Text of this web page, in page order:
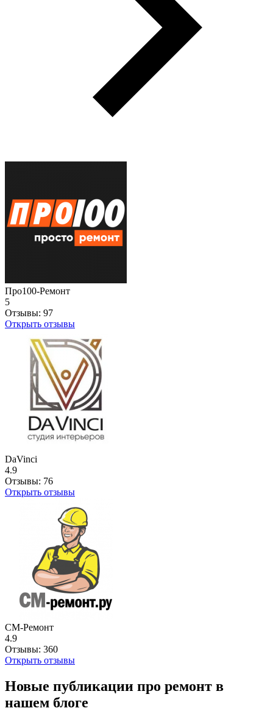
Про100-Ремонт
5
Отзывы: 97
Открыть отзывы
DaVinci
4.9
Отзывы: 76
Открыть отзывы
СМ-Ремонт
4.9
Отзывы: 360
Открыть отзывы
Новые публикации про ремонт в
нашем блоге